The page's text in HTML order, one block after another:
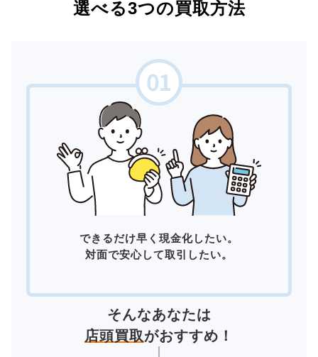
選べる3つの買取方法
できるだけ早く現金化したい。
対面で安心して取引したい。
そんなあなたは
店頭買取がおすすめ！